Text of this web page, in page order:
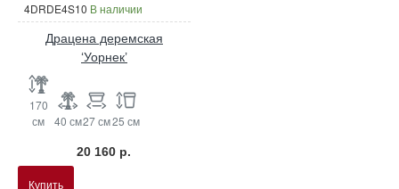
4DRDE4S10 В наличии
Драцена деремская
‘Уорнек’
170
см
40 см27 см25 см
20 160 р.
Купить